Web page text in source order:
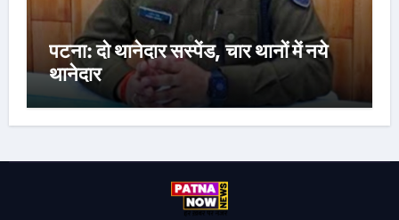
पटना: दो थानेदार सस्पेंड, चार थानों में नये
थानेदार